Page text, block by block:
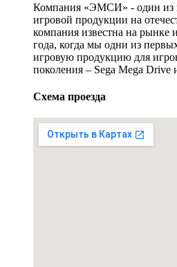
Компания «ЭМСИ» - один из
игровой продукции на
компания известна на рынке
года, когда мы одни из
игровую продукцию для
поколения – Sega Mega Drive
Схема проезда